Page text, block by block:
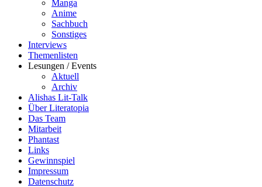
Manga
Anime
Sachbuch
Sonstiges
Interviews
Themenlisten
Lesungen / Events
Aktuell
Archiv
Alishas Lit-Talk
Über Literatopia
Das Team
Mitarbeit
Phantast
Links
Gewinnspiel
Impressum
Datenschutz